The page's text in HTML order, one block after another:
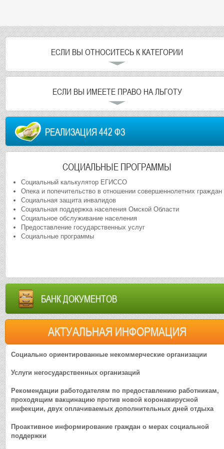
ЕСЛИ ВЫ ОТНОСИТЕСЬ К КАТЕГОРИИ
ЕСЛИ ВЫ ИМЕЕТЕ ПРАВО НА ЛЬГОТУ
РЕАЛИЗАЦИЯ 442 ФЗ
СОЦИАЛЬНЫЕ ПРОГРАММЫ
Социальный калькулятор ЕГИССО
Опека и попечительство в отношении совершеннолетних граждан
Социальная защита инвалидов
Социальная поддержка населения Омской Области
Социальное обслуживание населения
Предоставление государственных услуг
Социальные программы
БАНК ДОКУМЕНТОВ
АКТУАЛЬНАЯ ИНФОРМАЦИЯ
Социально ориентированные некоммерческие организации
Услуги негосударственных организаций
Рекомендации работодателям по предоставлению работникам,
проходящим вакцинацию против новой коронавирусной
инфекции, двух оплачиваемых дополнительных дней отдыха
Проактивное информирование граждан о мерах социальной
поддержки